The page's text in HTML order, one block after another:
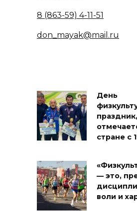
8 (863-59) 4-11-51
don_mayak@mail.ru
День
стране с
— это,
воли и